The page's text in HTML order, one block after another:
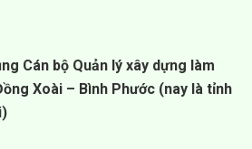
Cán bộ Quản lý xây dựng làm
Xoài – Bình Phước (nay là tỉnh